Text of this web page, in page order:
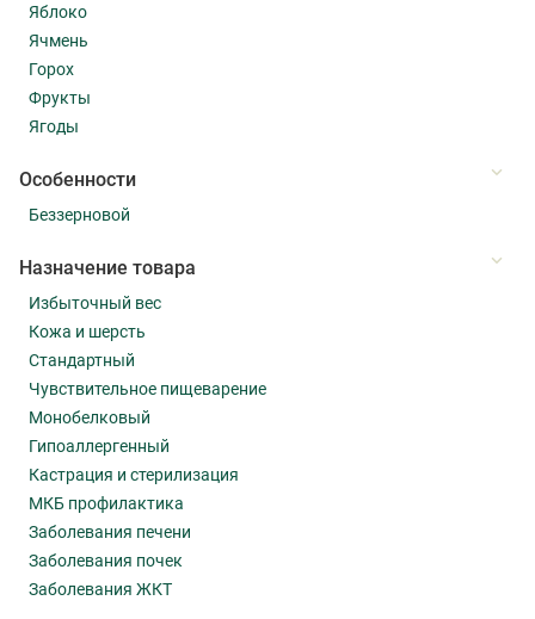
Яблоко
Ячмень
Горох
Фрукты
Ягоды
Особенности
Беззерновой
Назначение товара
Избыточный вес
Кожа и шерсть
Стандартный
Чувствительное пищеварение
Монобелковый
Гипоаллергенный
Кастрация и стерилизация
МКБ профилактика
Заболевания печени
Заболевания почек
Заболевания ЖКТ